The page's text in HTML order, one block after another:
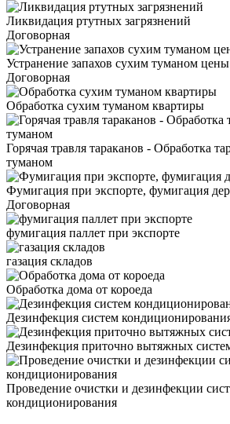
Ликвидация ртутных загрязнений
Договорная
Устранение запахов сухим туманом цены
Договорная
Обработка сухим туманом квартиры
Горячая травля тараканов - Обработка
туманом
Фумигация при экспорте, фумигация
Договорная
фумигация паллет при экспорте
газация складов
Обработка дома от короеда
Дезинфекция систем
Дезинфекция приточно вытяжных
Проведение очистки и дезинфекции
кондиционирования